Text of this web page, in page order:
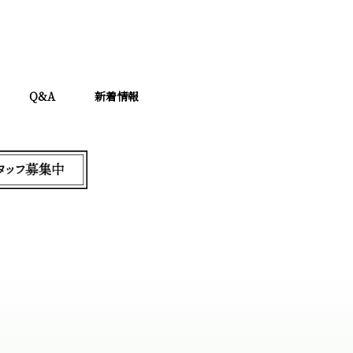
Q&A 新着情報